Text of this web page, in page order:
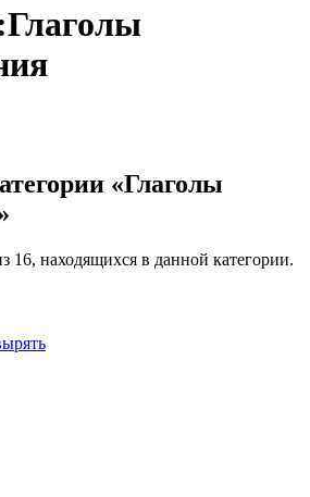
«Глаголы
16, находящихся в данной категории.